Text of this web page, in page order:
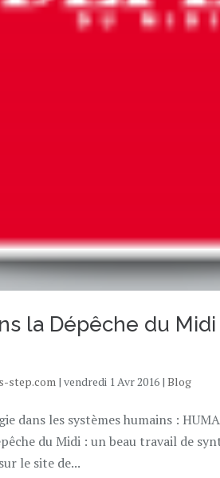
la Dépêche du Midi
step.com |vendredi 1 Avr 2016 |Blog
dans les systèmes humains :
du Midi : un beau travail de
le site de...